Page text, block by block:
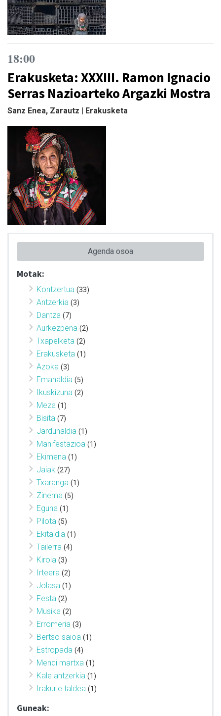
18:00
Erakusketa: XXXIII. Ramon Ignacio
Serras Nazioarteko Argazki Mostra
Sanz Enea, Zarautz | Erakusketa
Agenda osoa
Motak:
Kontzertua (33)
Antzerkia (3)
Dantza (7)
Aurkezpena (2)
Txapelketa (2)
Erakusketa (1)
Azoka (3)
Emanaldia (5)
Ikuskizuna (2)
Meza (1)
Bisita (7)
Jardunaldia (1)
Manifestazioa (1)
Ekimena (1)
Jaiak (27)
Txaranga (1)
Zinema (5)
Eguna (1)
Pilota (5)
Ekitaldia (1)
Tailerra (4)
Kirola (3)
Irteera (2)
Jolasa (1)
Festa (2)
Musika (2)
Erromeria (3)
Bertso saioa (1)
Estropada (4)
Mendi martxa (1)
Kale antzerkia (1)
Irakurle taldea (1)
Guneak: